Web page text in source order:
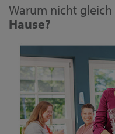
Warum nicht gleich
Hause?